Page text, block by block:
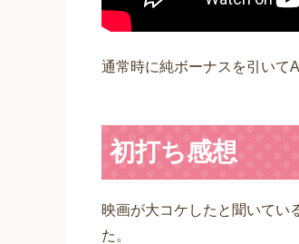
通常時に純ボーナスを引いて
初打ち感想
映画が大コケしたと聞いてい
た。